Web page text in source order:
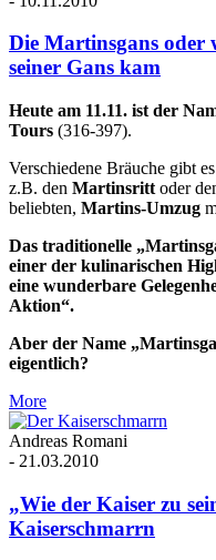
Die Martinsgans oder
seiner Gans kam
Heute am 11.11. ist der
Tours (316-397).
Verschiedene Bräuche gibt
z.B. den Martinsritt oder
beliebten, Martins-Umzug
Das traditionelle
einer der kulinarischen
eine wunderbare
Aktion“.
Aber der Name
eigentlich?
More
Andreas Romani
- 21.03.2010
„Wie der Kaiser zu
Kaiserschmarrn